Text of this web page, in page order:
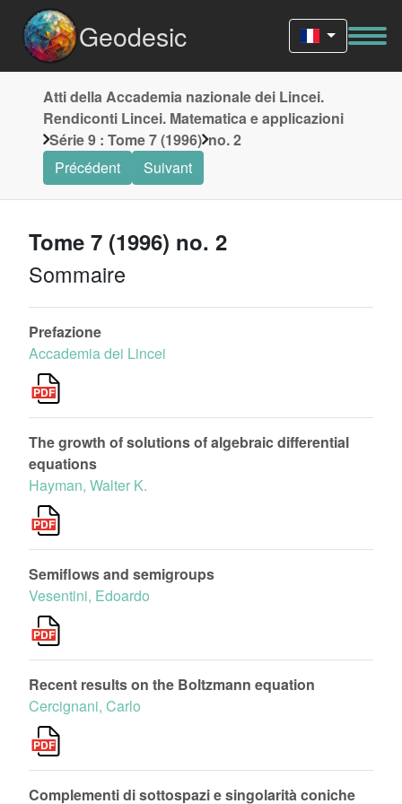
Geodesic
Atti della Accademia nazionale dei Lincei.
Rendiconti Lincei. Matematica e applicazioni
Série 9 : Tome 7 (1996) no. 2
Précédent
Suivant
Tome 7 (1996) no. 2
Sommaire
Prefazione
Accademia dei Lincei
The growth of solutions of algebraic differential
equations
Hayman, Walter K.
Semiflows and semigroups
Vesentini, Edoardo
Recent results on the Boltzmann equation
Cercignani, Carlo
Complementi di sottospazi e singolarità coniche